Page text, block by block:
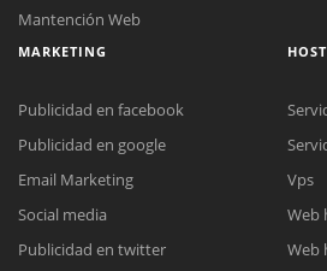
Reunión
Nuestros ejecutivos le enviarán un correo
Meet para laCotización
Chat Online
Mantención Web
MARKETING
Publicidad en facebook
Publicidad en google
Email Marketing
Social media
Publicidad en twitter
Vps
Web
Web